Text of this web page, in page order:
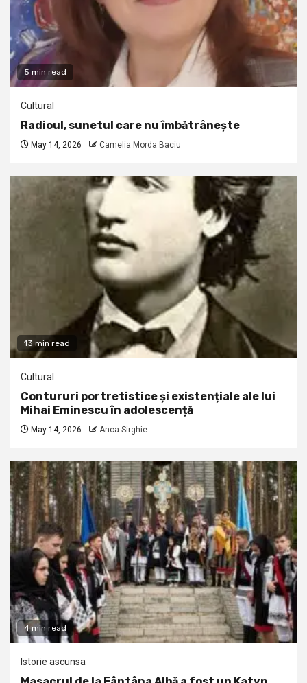
5 min read
Cultural
Radioul, sunetul care nu îmbătrânește
May 14, 2026 Camelia Morda Baciu
13 min read
Cultural
Contururi portretistice și existențiale ale lui
Mihai Eminescu în adolescență
May 14, 2026 Anca Sirghie
4 min read
Istorie ascunsa